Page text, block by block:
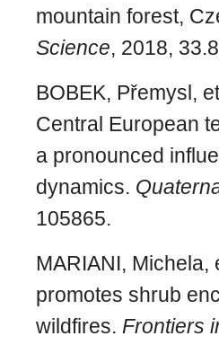
mountain forest,
Science, 2018,
BOBEK, Přemysl,
Central European
a pronounced
dynamics.
105865.
MARIANI, Michela,
promotes shrub
wildfires. Frontiers